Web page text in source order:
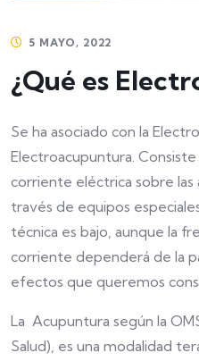
5 MAYO, 2022
¿Qué es
Se ha asociado con la
Electroacupuntura. Consiste
corriente eléctrica sobre las
través de equipos
técnica es bajo, aunque la
corriente dependerá de la
efectos que queremos
La Acupuntura según la
Salud), es una modalidad